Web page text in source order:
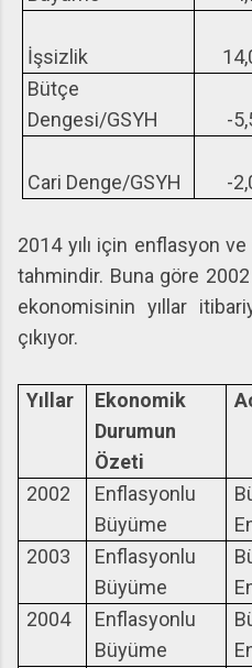
İşsizlik
Bütçe
Dengesi/GSYH
-
Cari Denge/GSYH -
2014 yılı için enflasyon
tahmindir. Buna göre
ekonomisinin yıllar
çıkıyor.
Yıllar
Ekonomik
Durumun
Özeti
2002
Enflasyonlu
Büyüme
2003
Enflasyonlu
Büyüme
2004
Enflasyonlu
Büyüme